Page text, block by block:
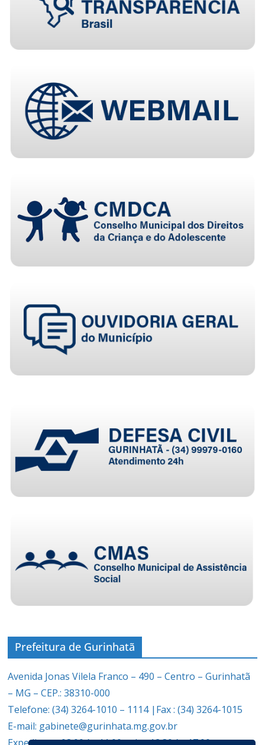
Prefeitura de Gurinhatã
Avenida Jonas Vilela Franco – 490 – Centro – Gurinhatã
– MG – CEP.: 38310-000
Telefone: (34) 3264-1010 – 1114 |Fax : (34) 3264-1015
E-mail: gabinete@gurinhata.mg.gov.br